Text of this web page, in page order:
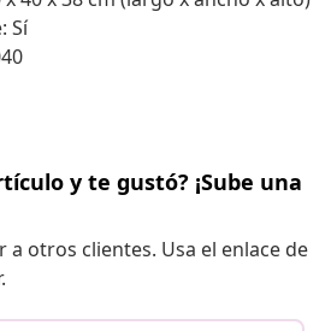
Sí
y te gustó? ¡Sube una
a otros clientes. Usa el enlace de